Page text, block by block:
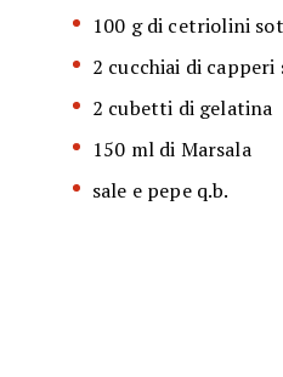
100 g di cetriolini
2 cucchiai di
2 cubetti di gelatina
150 ml di Marsala
sale e pepe q.b.